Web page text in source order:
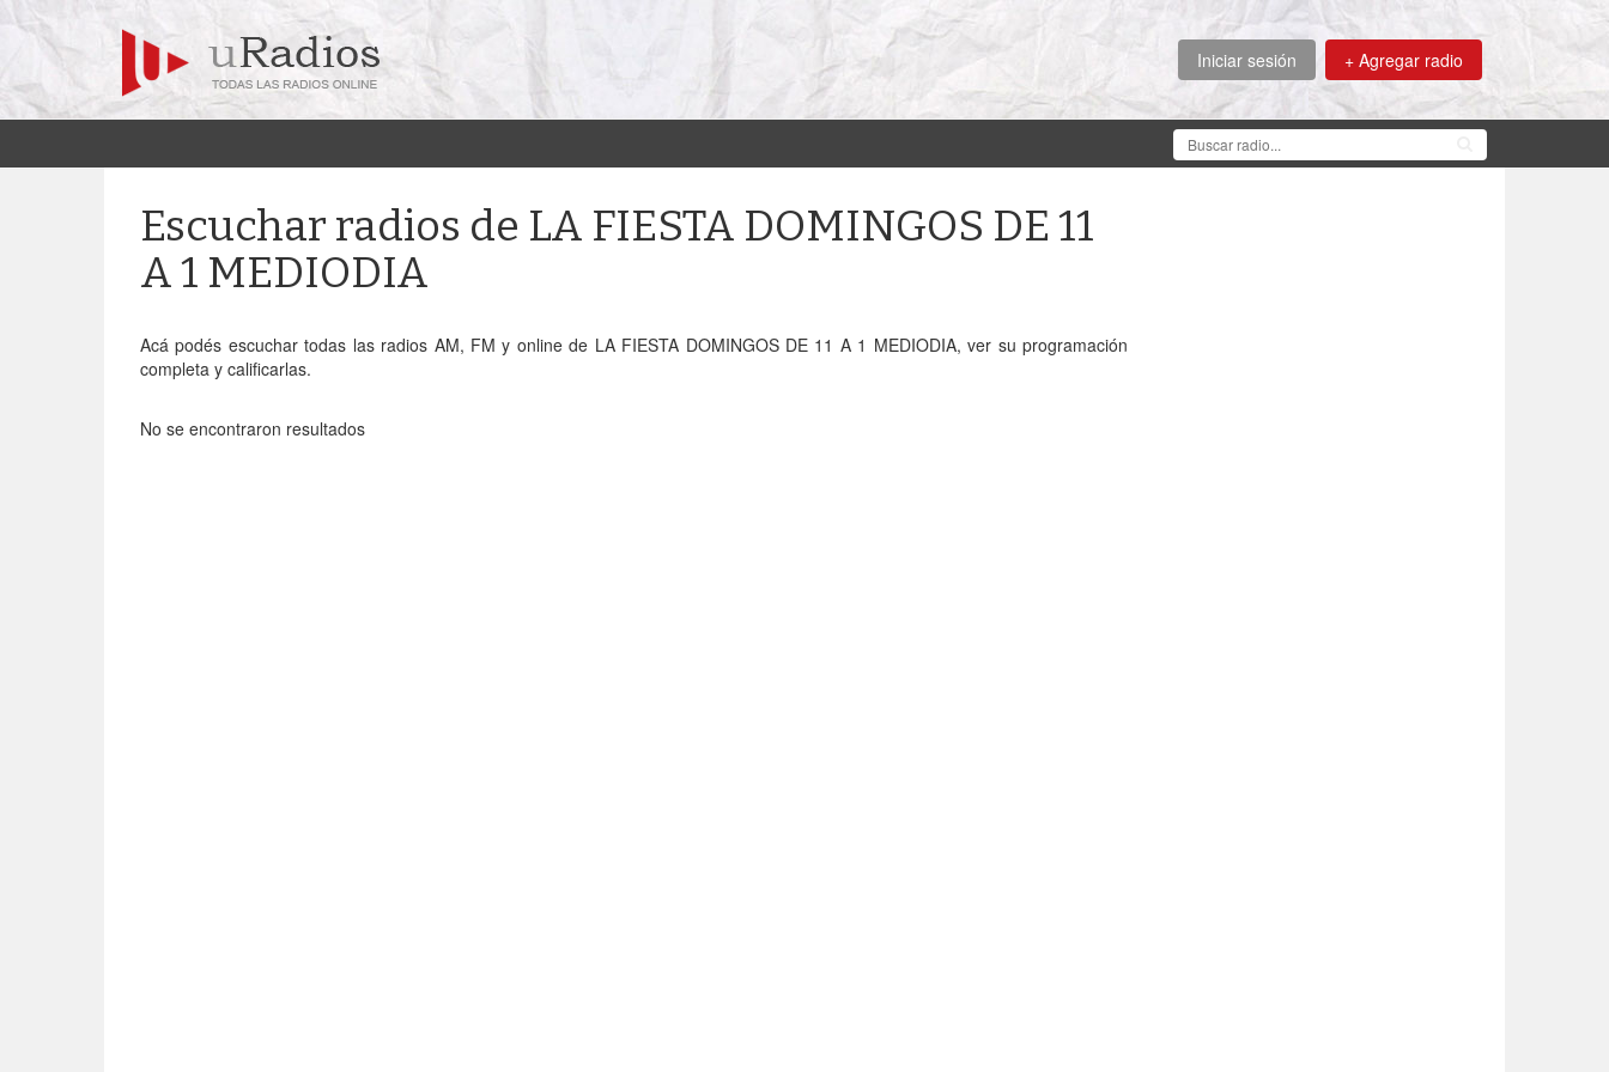
Iniciar sesión + Agregar radio
Escuchar radios de LA FIESTA DOMINGOS DE 11
A 1 MEDIODIA
Acá podés escuchar todas las radios AM, FM y online de LA FIESTA DOMINGOS DE 11 A 1 MEDIODIA, ver su programación
completa y calificarlas.
No se encontraron resultados